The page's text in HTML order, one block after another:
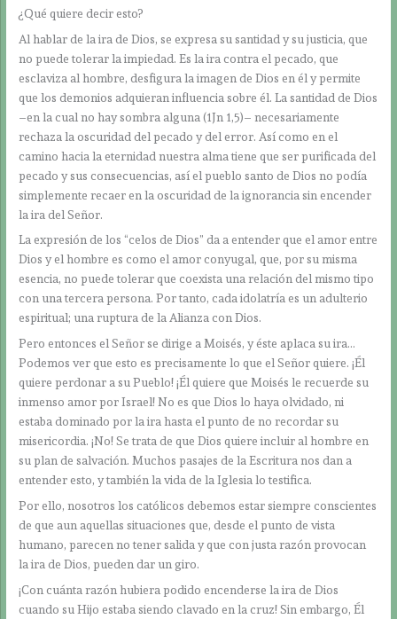
¿Qué quiere decir esto?
Al hablar de la ira de Dios, se expresa su santidad y su justicia, que
no puede tolerar la impiedad. Es la ira contra el pecado, que
esclaviza al hombre, desfigura la imagen de Dios en él y permite
que los demonios adquieran influencia sobre él. La santidad de Dios
–en la cual no hay sombra alguna (1Jn 1,5)– necesariamente
rechaza la oscuridad del pecado y del error. Así como en el
camino hacia la eternidad nuestra alma tiene que ser purificada del
pecado y sus consecuencias, así el pueblo santo de Dios no podía
simplemente recaer en la oscuridad de la ignorancia sin encender
la ira del Señor.
La expresión de los “celos de Dios” da a entender que el amor entre
Dios y el hombre es como el amor conyugal, que, por su misma
esencia, no puede tolerar que coexista una relación del mismo tipo
con una tercera persona. Por tanto, cada idolatría es un adulterio
espiritual; una ruptura de la Alianza con Dios.
Pero entonces el Señor se dirige a Moisés, y éste aplaca su ira…
Podemos ver que esto es precisamente lo que el Señor quiere. ¡Él
quiere perdonar a su Pueblo! ¡Él quiere que Moisés le recuerde su
inmenso amor por Israel! No es que Dios lo haya olvidado, ni
estaba dominado por la ira hasta el punto de no recordar su
misericordia. ¡No! Se trata de que Dios quiere incluir al hombre en
su plan de salvación. Muchos pasajes de la Escritura nos dan a
entender esto, y también la vida de la Iglesia lo testifica.
Por ello, nosotros los católicos debemos estar siempre conscientes
de que aun aquellas situaciones que, desde el punto de vista
humano, parecen no tener salida y que con justa razón provocan
la ira de Dios, pueden dar un giro.
¡Con cuánta razón hubiera podido encenderse la ira de Dios
cuando su Hijo estaba siendo clavado en la cruz! Sin embargo, Él